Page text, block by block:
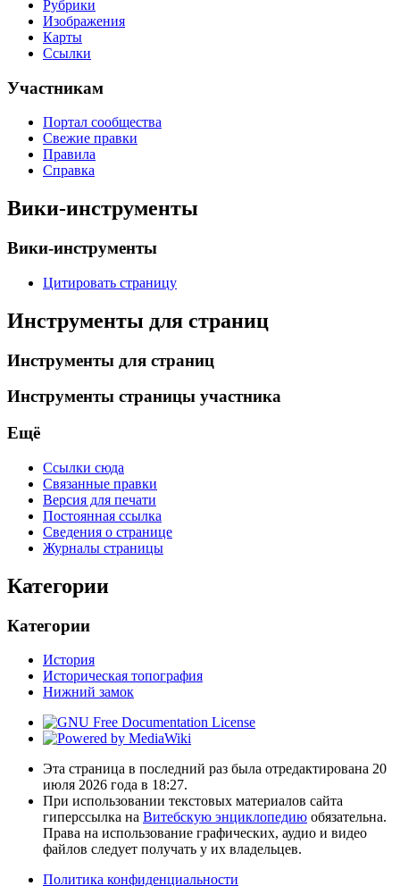
Рубрики
Изображения
Карты
Ссылки
Участникам
Портал сообщества
Свежие правки
Правила
Справка
Вики-инструменты
Вики-инструменты
Цитировать страницу
Инструменты для страниц
Инструменты для страниц
Инструменты страницы участника
Ещё
Ссылки сюда
Связанные правки
Версия для печати
Постоянная ссылка
Сведения о странице
Журналы страницы
Категории
Категории
История
Историческая топография
Нижний замок
Эта страница в последний раз была отредактирована 20
июля 2026 года в 18:27.
При использовании текстовых материалов сайта
гиперссылка на Витебскую энциклопедию обязательна.
Права на использование графических, аудио и видео
файлов следует получать у их владельцев.
Политика конфиденциальности